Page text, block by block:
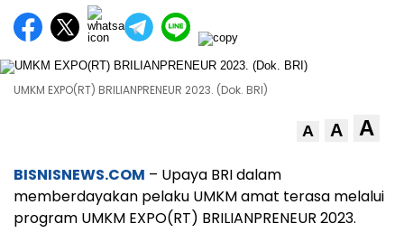
UMKM EXPO(RT) BRILIANPRENEUR 2023. (Dok. BRI)
A A A
BISNISNEWS.COM – Upaya BRI dalam
memberdayakan pelaku UMKM amat terasa melalui
program UMKM EXPO(RT) BRILIANPRENEUR 2023.